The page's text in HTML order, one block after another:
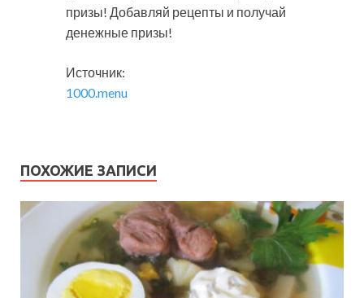
призы! Добавляй рецепты и получай
денежные призы!
Источник:
1000.menu
ПОХОЖИЕ ЗАПИСИ